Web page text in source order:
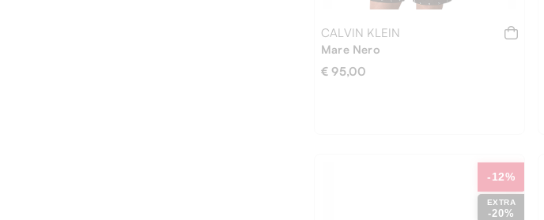
CALVIN KLEIN
Mare Nero
€ 95,00
EXTRA
-20%
-12%